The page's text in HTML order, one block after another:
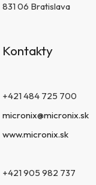
831 06 Bratislava
Kontakty
+421 484 725 700
micronix@micronix.sk
www.micronix.sk
+421 905 982 737